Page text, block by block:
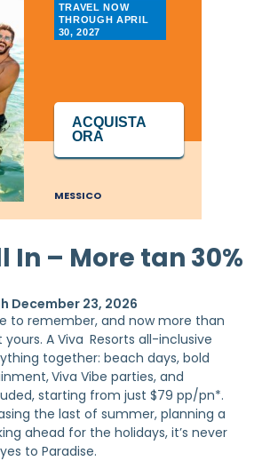
TRAVEL NOW
THROUGH APRIL
30, 2027
MESSICO
ACQUISTA
ORA
In – More tan 30%
December 23, 2026
to remember, and now more than
A Viva Resorts all-inclusive
together: beach days, bold
Viva Vibe parties, and
starting from just $79 pp/pn*.
the last of summer, planning a
ahead for the holidays, it’s never
to Paradise.